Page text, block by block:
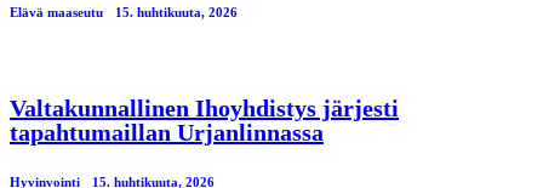
Elävä maaseutu 15. huhtikuuta, 2026
Valtakunnallinen Ihoyhdistys järjesti
tapahtumaillan Urjanlinnassa
Hyvinvointi 15. huhtikuuta, 2026